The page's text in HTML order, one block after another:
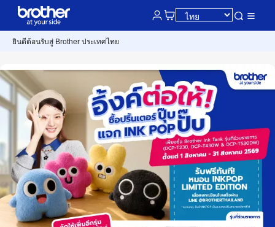
ยินดีต้อนรับสู่ Brother ประเทศไทย